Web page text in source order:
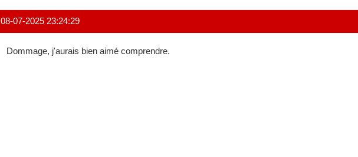
08-07-2025 23:24:29
Dommage, j'aurais bien aimé comprendre.